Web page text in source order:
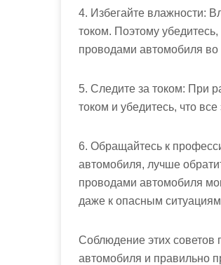
4. Избегайте влажности:
током. Поэтому
проводами автомобиля
5. Следите за током: При
током и убедитесь, что
6. Обращайтесь к
автомобиля, лучше
проводами автомобиля
даже к опасным
Соблюдение этих советов
автомобиля и правильно